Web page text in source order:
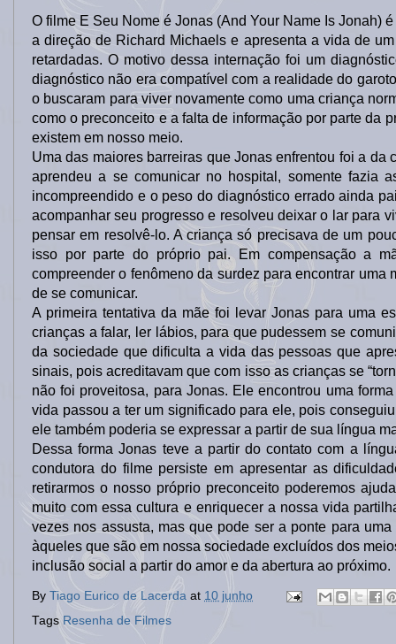
O filme E Seu Nome é Jonas (And Your Name Is Jonah)
a direção de Richard Michaels e apresenta a vida de
retardadas. O motivo dessa internação foi um
diagnóstico não era compatível com a realidade do
o buscaram para viver novamente como uma criança
como o preconceito e a falta de informação por parte da
existem em nosso meio.
Uma das maiores barreiras que Jonas enfrentou foi a
aprendeu a se comunicar no hospital, somente fazia
incompreendido e o peso do diagnóstico errado ainda
acompanhar seu progresso e resolveu deixar o lar para
pensar em resolvê-lo. A criança só precisava de um
isso por parte do próprio pai. Em compensação a
compreender o fenômeno da surdez para encontrar
de se comunicar.
A primeira tentativa da mãe foi levar Jonas para uma
crianças a falar, ler lábios, para que pudessem se
da sociedade que dificulta a vida das pessoas que
sinais, pois acreditavam que com isso as crianças se
não foi proveitosa, para Jonas. Ele encontrou uma
vida passou a ter um significado para ele, pois
ele também poderia se expressar a partir de sua língua
Dessa forma Jonas teve a partir do contato com a
condutora do filme persiste em apresentar as
retirarmos o nosso próprio preconceito poderemos
muito com essa cultura e enriquecer a nossa vida
vezes nos assusta, mas que pode ser a ponte para
àqueles que são em nossa sociedade excluídos dos
inclusão social a partir do amor e da abertura ao próximo.
By Tiago Eurico de Lacerda at 10 junho
Tags Resenha de Filmes